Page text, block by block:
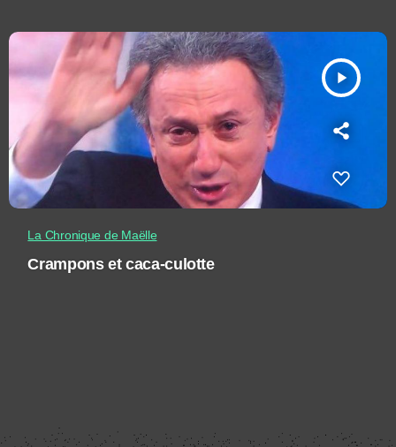
play_arrow
La Chronique de Maëlle
Crampons et caca-culotte